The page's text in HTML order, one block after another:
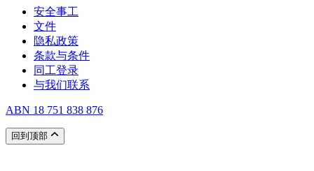
安全事工
文件
隐私政策
条款与条件
同工登录
与我们联系
ABN 18 751 838 876
回到顶部